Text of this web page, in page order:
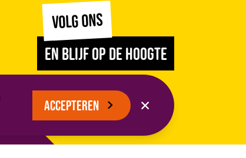
VOLG ONS
EN BLIJF OP DE HOOGTE
ACCEPTEREN ✕